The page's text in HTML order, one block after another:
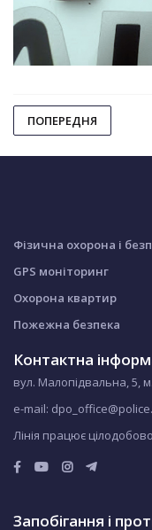
ПОПЕРЕДНЯ
Фізична охорона і
GPS моніторинг
Охорона квартир
Пожежна безпека
Контактна
вул. Малопідвальна, 5,
e-mail:
Лінія працює
Запобігання і